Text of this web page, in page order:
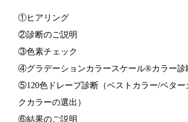
①ヒアリング
②診断のご説明
③色素チェック
④グラデーションカラースケール®カラー診
⑤120色ドレープ診断（ベストカラー/ベター
クカラーの選出）
⑥結果のご説明